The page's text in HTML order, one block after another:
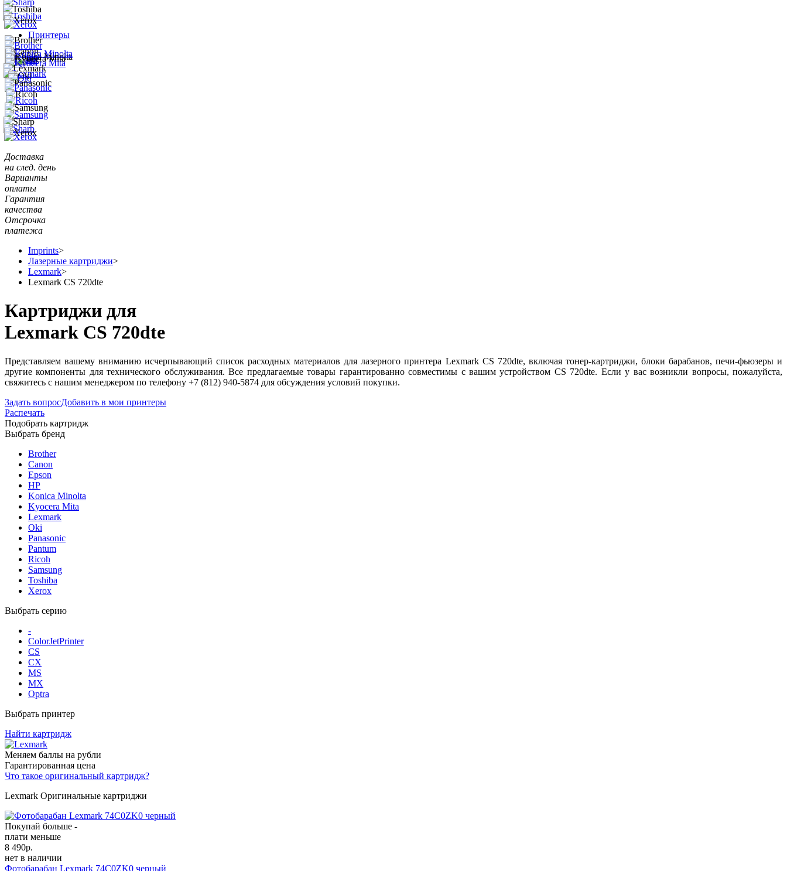
Принтеры
Доставка
на след. день
Варианты
оплаты
Гарантия
качества
Отсрочка
платежа
Imprints>
Лазерные картриджи>
Lexmark>
Lexmark CS 720dte
Картриджи для
Lexmark CS 720dte
Представляем вашему вниманию исчерпывающий список расходных материалов для лазерного принтера Lexmark CS 720dte, включая тонер-картриджи, блоки барабанов, печи-фьюзеры и
другие компоненты для технического обслуживания. Все предлагаемые товары гарантированно совместимы с вашим устройством CS 720dte. Если у вас возникли вопросы, пожалуйста,
свяжитесь с нашим менеджером по телефону +7 (812) 940-5874 для обсуждения условий покупки.
Задать вопросДобавить в мои принтеры
Распечать
Подобрать картридж
Выбрать бренд
Brother
Canon
Epson
HP
Konica Minolta
Kyocera Mita
Lexmark
Oki
Panasonic
Pantum
Ricoh
Samsung
Toshiba
Xerox
Выбрать серию
-
ColorJetPrinter
CS
CX
MS
MX
Optra
Выбрать принтер
Найти картридж
Меняем баллы на рубли
Гарантированная цена
Что такое оригинальный картридж?
Lexmark Оригинальные картриджи
Покупай больше -
плати меньше
8 490р.
нет в наличии
Фотобарабан Lexmark 74C0ZK0 черный